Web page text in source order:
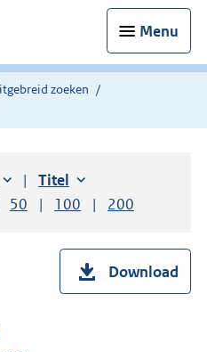
Menu
zoeken
aflopendSorteer op:
Titel oplopend
per paginaper pagina
Toon
50 resultaten per pagina
Toon
100 resultaten per
Toon
200
Download